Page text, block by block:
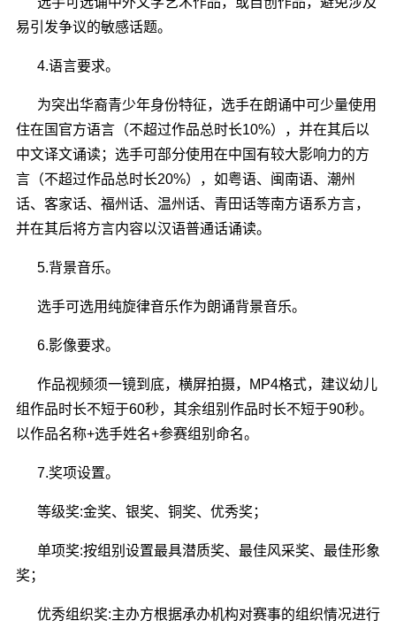
易引发争议的敏感话题。
4.语言要求。
为突出华裔青少年身份特征，选手在朗诵中可少量使用
住在国官方语言（不超过作品总时长10%），并在其后以
中文译文诵读；选手可部分使用在中国有较大影响力的方
言（不超过作品总时长20%），如粤语、闽南语、潮州
话、客家话、福州话、温州话、青田话等南方语系方言，
并在其后将方言内容以汉语普通话诵读。
5.背景音乐。
选手可选用纯旋律音乐作为朗诵背景音乐。
6.影像要求。
作品视频须一镜到底，横屏拍摄，MP4格式，建议幼儿
组作品时长不短于60秒，其余组别作品时长不短于90秒。
以作品名称+选手姓名+参赛组别命名。
7.奖项设置。
等级奖:金奖、银奖、铜奖、优秀奖；
单项奖:按组别设置最具潜质奖、最佳风采奖、最佳形象
奖；
优秀组织奖:主办方根据承办机构对赛事的组织情况进行